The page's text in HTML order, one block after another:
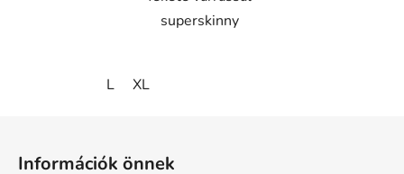
superskinny
L XL
Információk önnek